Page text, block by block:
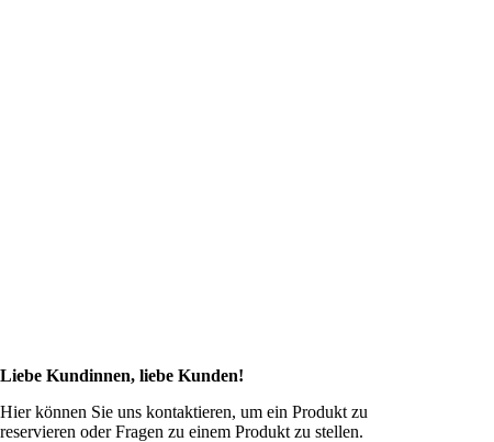
Liebe Kundinnen, liebe Kunden!
Hier können Sie uns kontaktieren, um ein Produkt zu
reservieren oder Fragen zu einem Produkt zu stellen.